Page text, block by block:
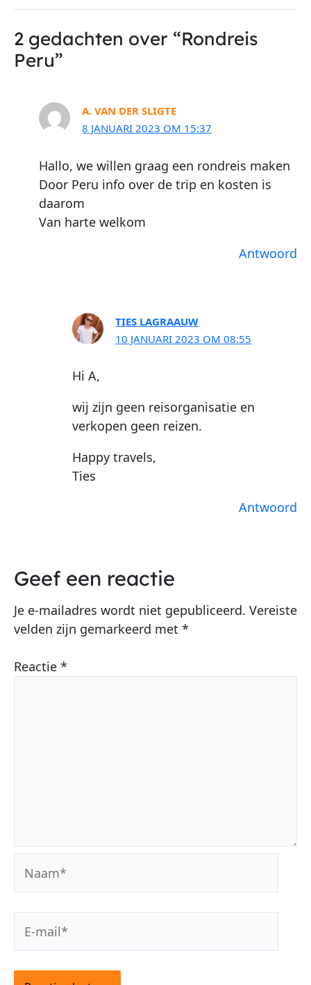
2 gedachten over “Rondreis
Peru”
A. VAN DER SLIGTE
8 JANUARI 2023 OM 15:37
Hallo, we willen graag een rondreis maken
Door Peru info over de trip en kosten is
daarom
Van harte welkom
Antwoord
TIES LAGRAAUW
10 JANUARI 2023 OM 08:55
Hi A,
wij zijn geen reisorganisatie en
verkopen geen reizen.
Happy travels,
Ties
Antwoord
Geef een reactie
Je e-mailadres wordt niet gepubliceerd. Vereiste
velden zijn gemarkeerd met *
Reactie *
mail*